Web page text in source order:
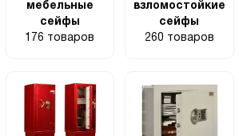
мебельные
сейфы
176 товаров
взломостойкие
сейфы
260 товаров